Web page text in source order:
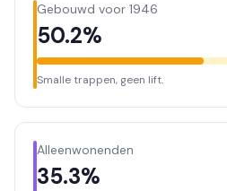
Gebouwd voor 1946
50.2%
Smalle trappen, geen lift.
Alleenwonenden
35.3%